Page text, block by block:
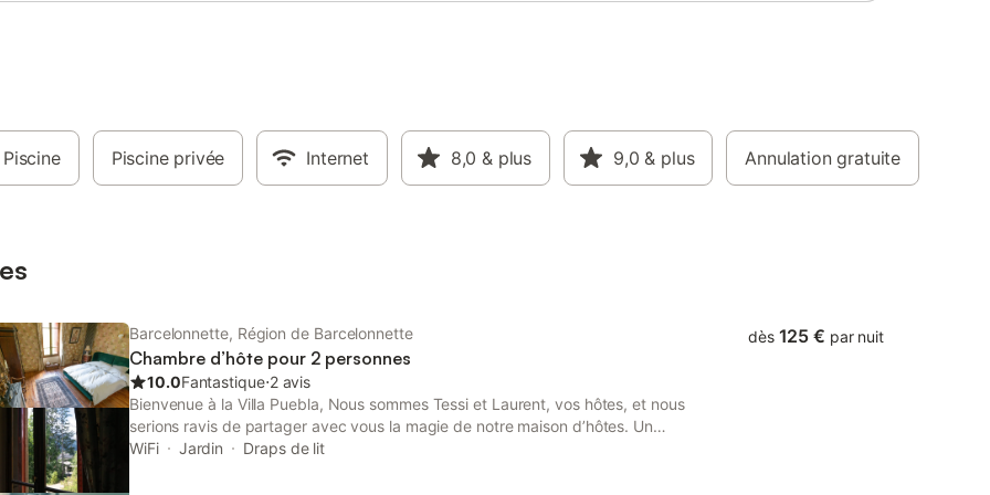
Piscine Piscine privée Internet 8,0 & plus 9,0 & plus Annulation gratuite
Barcelonnette, Région de Barcelonnette
Chambre d’hôte pour 2 personnes
10.0Fantastique⋅2 avis
Bienvenue à la Villa Puebla, Nous sommes Tessi et Laurent, vos hôtes, et nous
serions ravis de partager avec vous la magie de notre maison d’hôtes. Un
séjour à la Villa Puebla est bien plus qu’une nuitée : c’est une expérience unique
WiFi Jardin Draps de lit
dès 125 € par nuit